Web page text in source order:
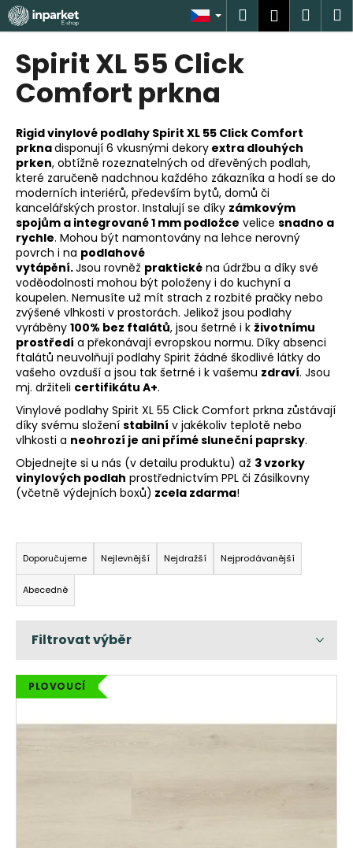
Přejít
na
obsah
Hledat
Spirit XL 55 Click
Comfort prkna
Rigid vinylové podlahy Spirit XL 55 Click Comfort
prknadisponují 6 vkusnými dekory extra dlouhých
prken, obtížně rozeznatelných od dřevěných podlah,
které zaručeně nadchnou každého zákazníka a hodí se do
moderních interiérů, především bytů, domů či
kancelářských prostor. Instalují se díky zámkovým
spojům a integrované 1 mm podložce velice snadno a
rychle. Mohou být namontovány na lehce nerovný
povrch i na podlahové
vytápění.Jsou rovněž praktické na údržbu a díky své
voděodolnosti mohou být položeny i do kuchyní a
koupelen. Nemusíte už mít strach z rozbité pračky nebo
zvýšené vlhkosti v prostorách. Jelikož jsou podlahy
vyráběny 100% bez ftalátů, jsou šetrné i k životnímu
prostředí a překonávají evropskou normu. Díky absenci
ftalátů neuvolňují podlahy Spirit žádné škodlivé látky do
vašeho ovzduší a jsou tak šetrné i k vašemu zdraví. Jsou
mj. držiteli certifikátu A+.
Vinylové podlahy Spirit XL 55 Click Comfort prkna zůstávají
díky svému složení stabilní v jakékoliv teplotě nebo
vlhkosti a neohrozí je ani přímé sluneční paprsky.
Objednejte si u nás (v detailu produktu) až 3 vzorky
vinylových podlah prostřednictvím PPL či Zásilkovny
(včetně výdejních boxů) zcela zdarma!
Ř
a
z
e
n
p
r
o
d
Doporučujeme Nejlevnější Nejdražší Nejprodávanější
Abecedně
V
ý
p
PLOVOUCÍ
K
o
C
o
p
o
t
ř
e
b
u
j
e
t
e
n
a
j
í
t
?
D
o
o
r
u